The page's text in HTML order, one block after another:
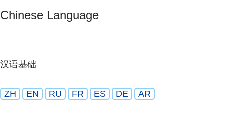
Chinese Language
汉语基础
ZH EN RU FR ES DE AR